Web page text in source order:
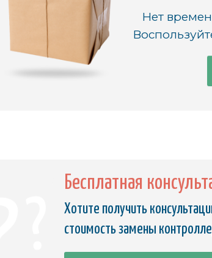
Нет
Бесплатная
Хотите получить
стоимость замены